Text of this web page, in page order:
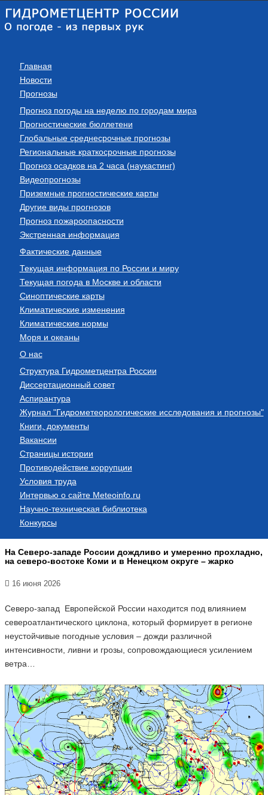
Главная
Новости
Прогнозы
Прогноз погоды на неделю по городам мира
Прогностические бюллетени
Глобальные среднесрочные прогнозы
Региональные краткосрочные прогнозы
Прогноз осадков на 2 часа (наукастинг)
Видеопрогнозы
Приземные прогностические карты
Другие виды прогнозов
Прогноз пожароопасности
Экстренная информация
Фактические данные
Текущая информация по России и миру
Текущая погода в Москве и области
Синоптические карты
Климатические изменения
Климатические нормы
Моря и океаны
О нас
Структура Гидрометцентра России
Диссертационный совет
Аспирантура
Журнал "Гидрометеорологические исследования и прогнозы"
Книги, документы
Вакансии
Страницы истории
Противодействие коррупции
Условия труда
Интервью о сайте Meteoinfo.ru
Научно-техническая библиотека
Конкурсы
На Северо-западе России дождливо и умеренно прохладно,
на северо-востоке Коми и в Ненецком округе – жарко
16 июня 2026
Северо-запад Европейской России находится под влиянием
североатлантического циклона, который формирует в регионе
неустойчивые погодные условия – дожди различной
интенсивности, ливни и грозы, сопровождающиеся усилением
ветра…